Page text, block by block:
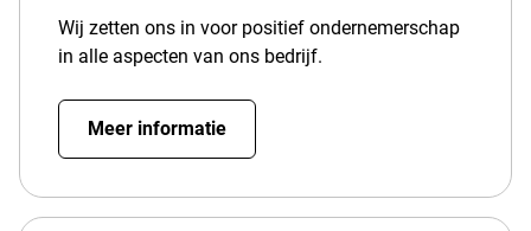
Wij zetten ons in voor positief ondernemerschap
in alle aspecten van ons bedrijf.
Meer informatie